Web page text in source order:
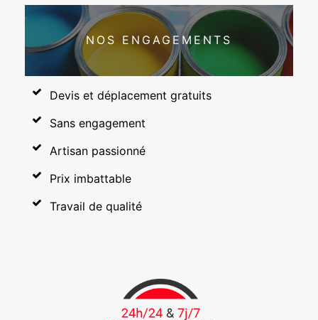
NOS ENGAGEMENTS
Devis et déplacement gratuits
Sans engagement
Artisan passionné
Prix imbattable
Travail de qualité